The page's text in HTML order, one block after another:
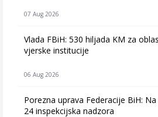
07 Aug 2026
Vlada FBiH: 530 hiljada KM za
vjerske institucije
06 Aug 2026
Porezna uprava Federacije BiH:
24 inspekcijska nadzora